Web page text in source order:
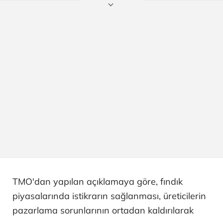
TMO'dan yapılan açıklamaya göre, fındık
piyasalarında istikrarın sağlanması, üreticilerin
pazarlama sorunlarının ortadan kaldırılarak